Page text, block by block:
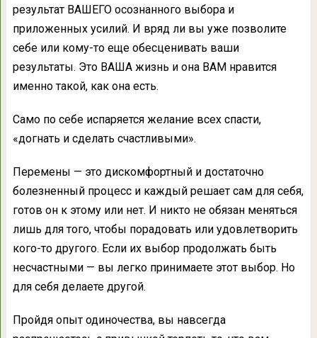
результат ВАШЕГО осознанного выбора и
приложенных усилий. И вряд ли вы уже позволите
себе или кому-то еще обесценивать ваши
результаты. Это ВАША жизнь и она ВАМ нравится
именно такой, как она есть.
Само по себе испаряется желание всех спасти,
«догнать и сделать счастливыми».
Перемены — это дискомфортный и достаточно
болезненный процесс и каждый решает сам для себя,
готов он к этому или нет. И никто не обязан меняться
лишь для того, чтобы порадовать или удовлетворить
кого-то другого. Если их выбор продолжать быть
несчастными — вы легко принимаете этот выбор. Но
для себя делаете другой.
Пройдя опыт одиночества, вы навсегда